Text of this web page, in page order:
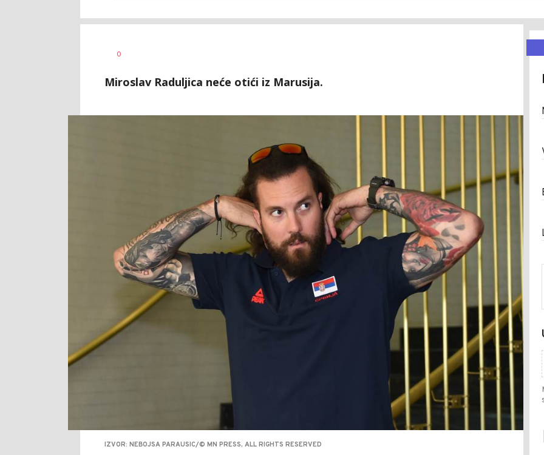
AUTOR
0
Miroslav Raduljica neće otići iz Marusija.
IZVOR: NEBOJSA PARAUSIC/© MN PRESS, ALL RIGHTS RESERVED